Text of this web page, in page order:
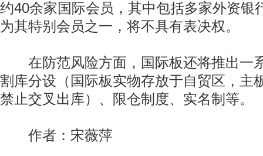
约40余家国际会员，其中包括多家外资银
为其特别会员之一，将不具有表决权。
在防范风险方面，国际板还将推出一
割库分设（国际板实物存放于自贸区，主
禁止交叉出库）、限仓制度、实名制等。
作者：宋薇萍